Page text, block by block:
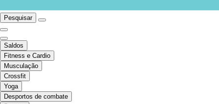
Pesquisar
Saldos
Fitness e Cardio
Musculação
Crossfit
Yoga
Desportos de combate